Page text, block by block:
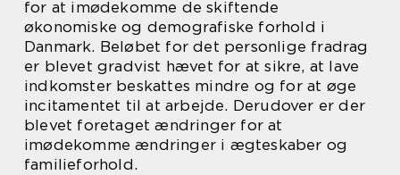
for at imødekomme de skiftende
økonomiske og demografiske forhold i
Danmark. Beløbet for det personlige fradrag
er blevet gradvist hævet for at sikre, at lave
indkomster beskattes mindre og for at øge
incitamentet til at arbejde. Derudover er der
blevet foretaget ændringer for at
imødekomme ændringer i ægteskaber og
familieforhold.